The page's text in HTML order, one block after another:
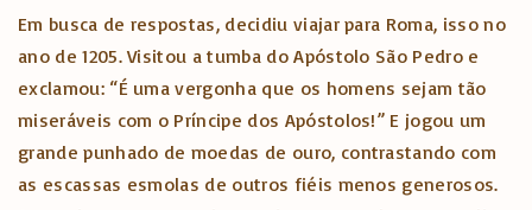
Em busca de respostas, decidiu viajar para Roma, isso no
ano de 1205. Visitou a tumba do Apóstolo São Pedro e
exclamou: “É uma vergonha que os homens sejam tão
miseráveis com o Príncipe dos Apóstolos!” E jogou um
grande punhado de moedas de ouro, contrastando com
as escassas esmolas de outros fiéis menos generosos.